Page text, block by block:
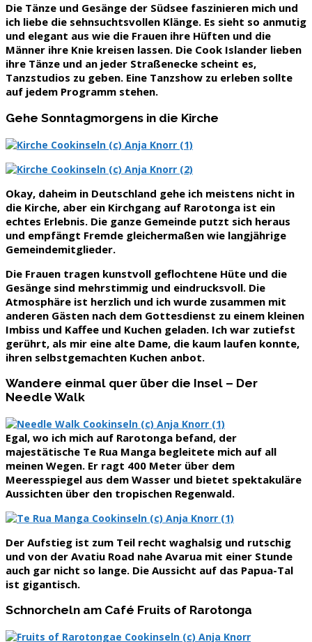
Die Tänze und Gesänge der Südsee faszinieren mich und
ich liebe die sehnsuchtsvollen Klänge. Es sieht so anmutig
und elegant aus wie die Frauen ihre Hüften und die
Männer ihre Knie kreisen lassen. Die Cook Islander lieben
ihre Tänze und an jeder Straßenecke scheint es,
Tanzstudios zu geben. Eine Tanzshow zu erleben sollte
auf jedem Programm stehen.
Gehe Sonntagmorgens in die Kirche
Okay, daheim in Deutschland gehe ich meistens nicht in
die Kirche, aber ein Kirchgang auf Rarotonga ist ein
echtes Erlebnis. Die ganze Gemeinde putzt sich heraus
und empfängt Fremde gleichermaßen wie langjährige
Gemeindemitglieder.
Die Frauen tragen kunstvoll geflochtene Hüte und die
Gesänge sind mehrstimmig und eindrucksvoll. Die
Atmosphäre ist herzlich und ich wurde zusammen mit
anderen Gästen nach dem Gottesdienst zu einem kleinen
Imbiss und Kaffee und Kuchen geladen. Ich war zutiefst
gerührt, als mir eine alte Dame, die kaum laufen konnte,
ihren selbstgemachten Kuchen anbot.
Wandere einmal quer über die Insel – Der
Needle Walk
Egal, wo ich mich auf Rarotonga befand, der
majestätische Te Rua Manga begleitete mich auf all
meinen Wegen. Er ragt 400 Meter über dem
Meeresspiegel aus dem Wasser und bietet spektakuläre
Aussichten über den tropischen Regenwald.
Der Aufstieg ist zum Teil recht waghalsig und rutschig
und von der Avatiu Road nahe Avarua mit einer Stunde
auch gar nicht so lange. Die Aussicht auf das Papua-Tal
ist gigantisch.
Schnorcheln am Café Fruits of Rarotonga